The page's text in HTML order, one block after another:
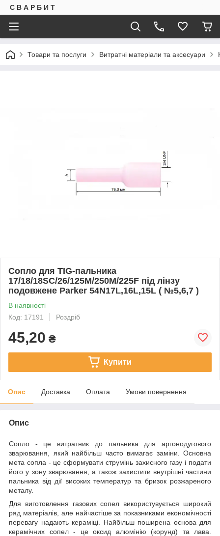
С В А Р Б И Т
Товари та послуги Витратні матеріали та аксесуари
Сопло для TIG-пальника
17/18/18SC/26/125M/250M/225F під лінзу
подовжене Parker 54N17L,16L,15L ( №5,6,7 )
В наявності
Код: 17191
Роздріб
45,20 ₴
Купити
Опис Доставка Оплата Умови повернення
Опис
Сопло - це витратник до пальника для аргонодугового
зварювання, який найбільш часто вимагає заміни. Основна
мета сопла - це сформувати струмінь захисного газу і подати
його у зону зварювання, а також захистити внутрішні частини
пальника від дії високих температур та бризок розжареного
металу.
Для виготовлення газових сопел використувується широкий
ряд матеріалів, але найчастіше за показниками економічності
перевагу надають кераміці. Найбільш поширена основа для
керамічних сопел - це оксид алюмінію (корунд) та лава.